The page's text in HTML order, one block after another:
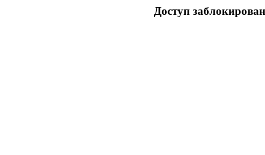
Доступ